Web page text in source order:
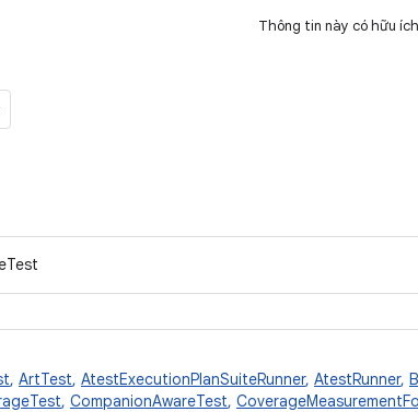
Thông tin này có hữu
, ArtTest, AtestExecutionPlanSuiteRunner, AtestRunner,
, CompanionAwareTest,